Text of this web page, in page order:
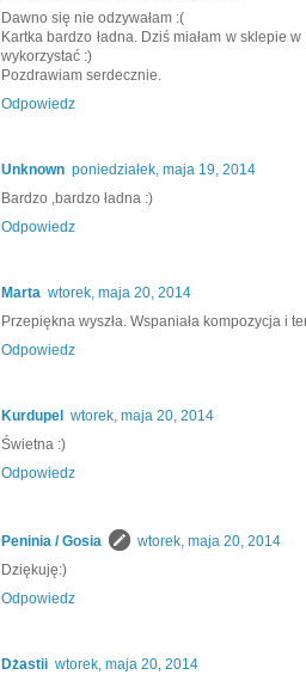
Dawno się nie odzywałam :(
Kartka bardzo ładna. Dziś miałam w sklepie
wykorzystać :)
Pozdrawiam serdecznie.
Odpowiedz
Unknown poniedziałek, maja 19, 2014
Bardzo ,bardzo ładna :)
Odpowiedz
Marta wtorek, maja 20, 2014
Przepiękna wyszła. Wspaniała kompozycja i
Odpowiedz
Kurdupel
wtorek, maja 20, 2014
Świetna :)
Odpowiedz
Peninia / Gosia
wtorek, maja 20, 2014
Dziękuję:)
Odpowiedz
Dżastii wtorek, maja 20, 2014